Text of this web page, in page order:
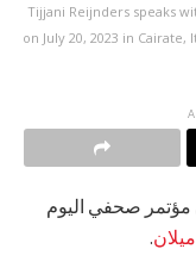
Tijjani Reijnders speaks
on July 20, 2023 in
مؤتمر صحفي اليوم
.